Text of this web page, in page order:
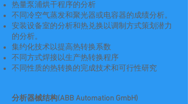
热量泵浦烘干程序的分析
不同冷空气蒸发和聚光器或电容器的成绩分析。
安装设备室的分析和热兑换以调制方式策划潜力
的分析。
集约化技术以提高热转换系数
不同方式焊接以生产热转换程序
不同性质的热转换的完成技术和可行性研究
分析器械结构(ABB Automation GmbH)